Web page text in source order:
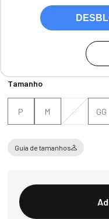
Tamanho
P M G GG
Guia de tamanhos